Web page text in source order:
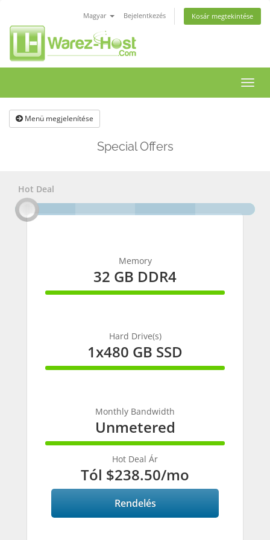
Magyar Bejelentkezés Kosár megtekintése
a
Menü megjelenítése
Special Offers
Hot Deal
Memory
32 GB DDR4
100%
Hard Drive(s)
1x480 GB SSD
100%
Monthly Bandwidth
Unmetered
100%
Hot Deal Ár
Tól $238.50/mo
Rendelés